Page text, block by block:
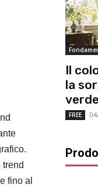
fino al
Il
la
FREE